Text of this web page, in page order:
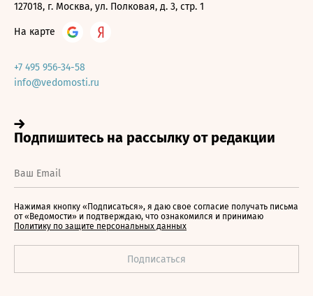
127018, г. Москва, ул. Полковая, д. 3, стр. 1
На карте
+7 495 956-34-58
info@vedomosti.ru
Нажимая кнопку «Подписаться», я даю свое согласие получать письма
от «Ведомости» и подтверждаю, что ознакомился и принимаю
Политику по защите персональных данных